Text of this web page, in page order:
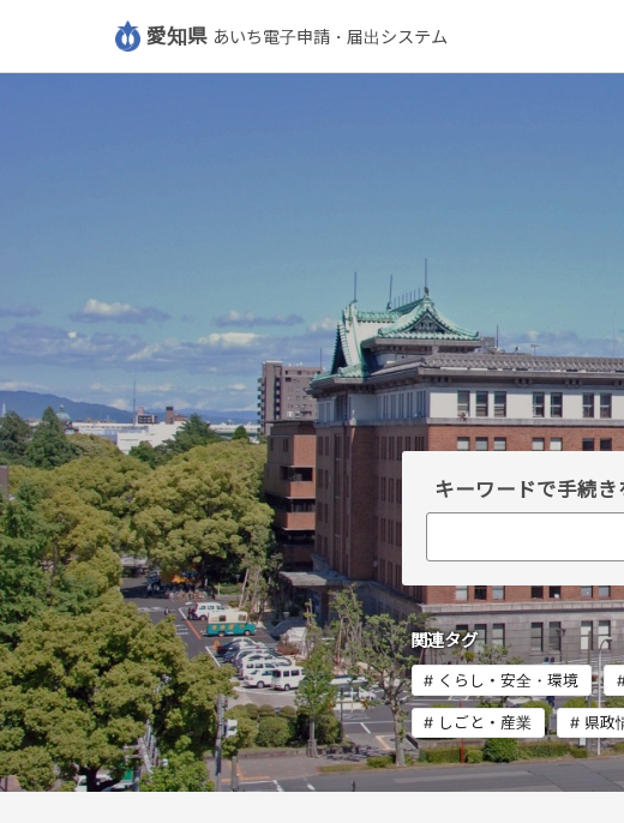
愛知県 あいち電子申請・届出システム
キーワードで手続き
関連タグ
# くらし・安全・環境
# しごと・産業 # 県政